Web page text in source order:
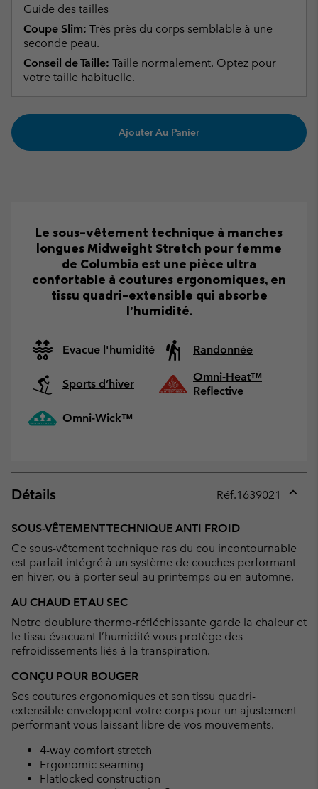
Guide des tailles
Coupe Slim: Très près du corps semblable à une
seconde peau.
Conseil de Taille: Taille normalement. Optez pour
votre taille habituelle.
Ajouter Au Panier
Le sous-vêtement technique à manches
longues Midweight Stretch pour femme
de Columbia est une pièce ultra
confortable à coutures ergonomiques, en
tissu quadri-extensible qui absorbe
l’humidité.
Evacue l'humidité Randonnée
Sports d’hiver
Omni-Heat™
Reflective
Omni-Wick™
Détails Réf.1639021
SOUS-VÊTEMENT TECHNIQUE ANTI FROID
Ce sous-vêtement technique ras du cou incontournable
est parfait intégré à un système de couches performant
en hiver, ou à porter seul au printemps ou en automne.
AU CHAUD ET AU SEC
Notre doublure thermo-réfléchissante garde la chaleur et
le tissu évacuant l’humidité vous protège des
refroidissements liés à la transpiration.
CONÇU POUR BOUGER
Ses coutures ergonomiques et son tissu quadri-
extensible enveloppent votre corps pour un ajustement
performant vous laissant libre de vos mouvements.
4-way comfort stretch
Ergonomic seaming
Flatlocked construction